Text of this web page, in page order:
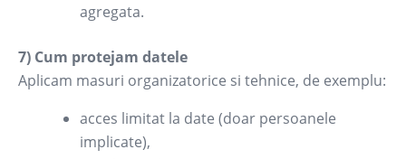
agregata.
7) Cum protejam datele
Aplicam masuri organizatorice si tehnice, de exemplu:
acces limitat la date (doar persoanele
implicate),